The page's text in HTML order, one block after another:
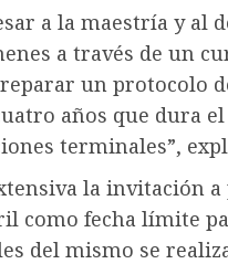
a la maestría y al
a través de un
un protocolo
años que dura
terminales”,
la invitación
como fecha límite
del mismo se